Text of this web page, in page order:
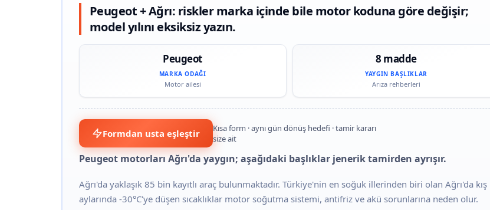
Peugeot + Ağrı: riskler marka içinde bile motor koduna göre değişir;
model yılını eksiksiz yazın.
Peugeot
MARKA ODAĞI
Motor ailesi
8 madde
YAYGIN BAŞLIKLAR
Arıza rehberleri
Formdan usta eşleştir
Kısa form · aynı gün dönüş hedefi · tamir kararı
size ait
Peugeot motorları Ağrı'da yaygın; aşağıdaki başlıklar jenerik tamirden ayrışır.
Ağrı'da yaklaşık 85 bin kayıtlı araç bulunmaktadır. Türkiye'nin en soğuk illerinden biri olan Ağrı'da kış
aylarında -30°C'ye düşen sıcaklıklar motor soğutma sistemi, antifriz ve akü sorunlarına neden olur.